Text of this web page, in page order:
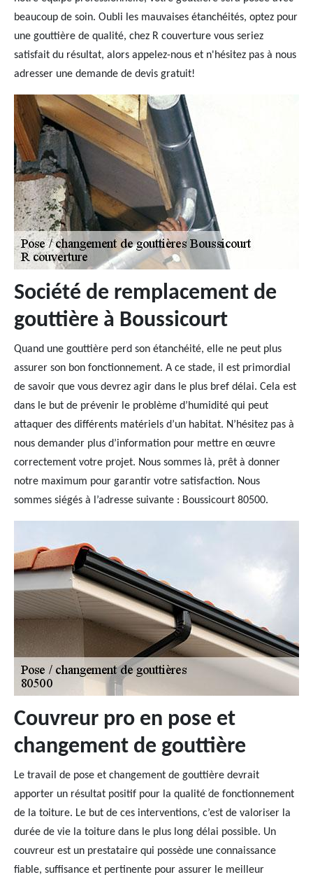
beaucoup de soin. Oubli les mauvaises étanchéités, optez pour
une gouttière de qualité, chez R couverture vous seriez
satisfait du résultat, alors appelez-nous et n'hésitez pas à nous
adresser une demande de devis gratuit!
Société de remplacement de
gouttière à Boussicourt
Quand une gouttière perd son étanchéité, elle ne peut plus
assurer son bon fonctionnement. A ce stade, il est primordial
de savoir que vous devrez agir dans le plus bref délai. Cela est
dans le but de prévenir le problème d’humidité qui peut
attaquer des différents matériels d’un habitat. N’hésitez pas à
nous demander plus d’information pour mettre en œuvre
correctement votre projet. Nous sommes là, prêt à donner
notre maximum pour garantir votre satisfaction. Nous
sommes siégés à l’adresse suivante : Boussicourt 80500.
Couvreur pro en pose et
changement de gouttière
Le travail de pose et changement de gouttière devrait
apporter un résultat positif pour la qualité de fonctionnement
de la toiture. Le but de ces interventions, c’est de valoriser la
durée de vie la toiture dans le plus long délai possible. Un
couvreur est un prestataire qui possède une connaissance
fiable, suffisance et pertinente pour assurer le meilleur